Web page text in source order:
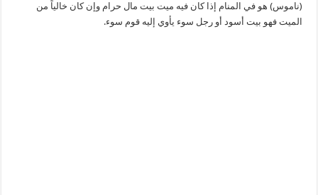
(ناموس) هو في المنام إذا كان فيه ميت بيت مال حرام وإن كان خالياً من
الميت فهو بيت أسود أو رجل سوء يأوي إليه قوم سوء.